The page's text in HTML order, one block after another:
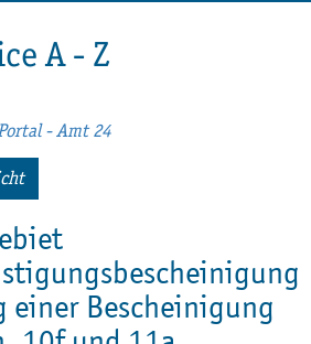
A - Z
- Amt 24
einer Bescheinigung